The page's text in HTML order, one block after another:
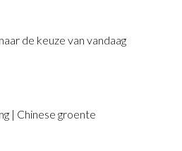
de keuze van vandaag
| Chinese groente